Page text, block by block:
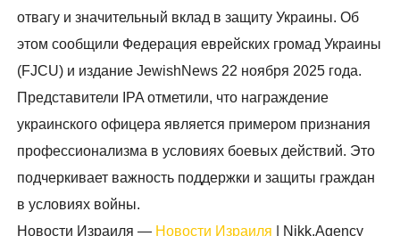
отвагу и значительный вклад в защиту Украины. Об
этом сообщили Федерация еврейских громад Украины
(FJCU) и издание JewishNews 22 ноября 2025 года.
Представители IPA отметили, что награждение
украинского офицера является примером признания
профессионализма в условиях боевых действий. Это
подчеркивает важность поддержки и защиты граждан
в условиях войны.
Новости Израиля — Новости Израиля | Nikk.Agency